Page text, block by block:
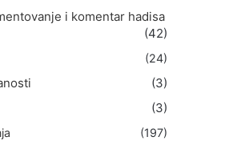
i komentar hadisa
(42)
(24)
(3)
(3)
(197)